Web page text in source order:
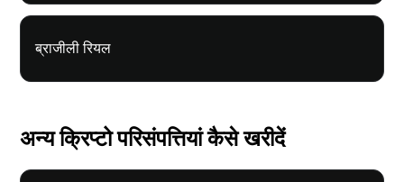
ब्राजीली रियल
अन्य क्रिप्टो परिसंपत्तियां कैसे खरीदें